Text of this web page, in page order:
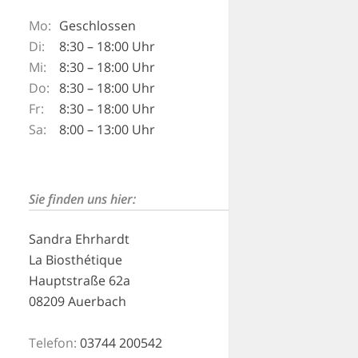
Mo: Geschlossen
Di:
8:30 – 18:00 Uhr
Mi:
8:30 – 18:00 Uhr
Do:
8:30 – 18:00 Uhr
Fr:
8:30 – 18:00 Uhr
Sa:
8:00 – 13:00 Uhr
Sie finden uns hier:
Sandra Ehrhardt
La Biosthétique
Hauptstraße 62a
08209 Auerbach
Telefon: 03744 200542